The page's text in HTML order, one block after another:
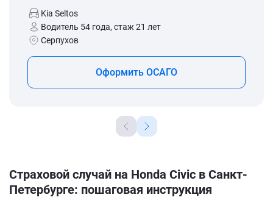
Kia Seltos
Водитель 54 года, стаж 21 лет
Серпухов
Оформить ОСАГО
Страховой случай на Honda Civic в Санкт-
Петербурге: пошаговая инструкция